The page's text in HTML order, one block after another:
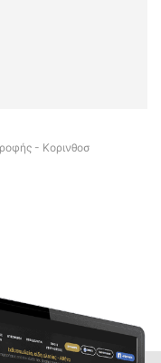
- Κορινθοσ